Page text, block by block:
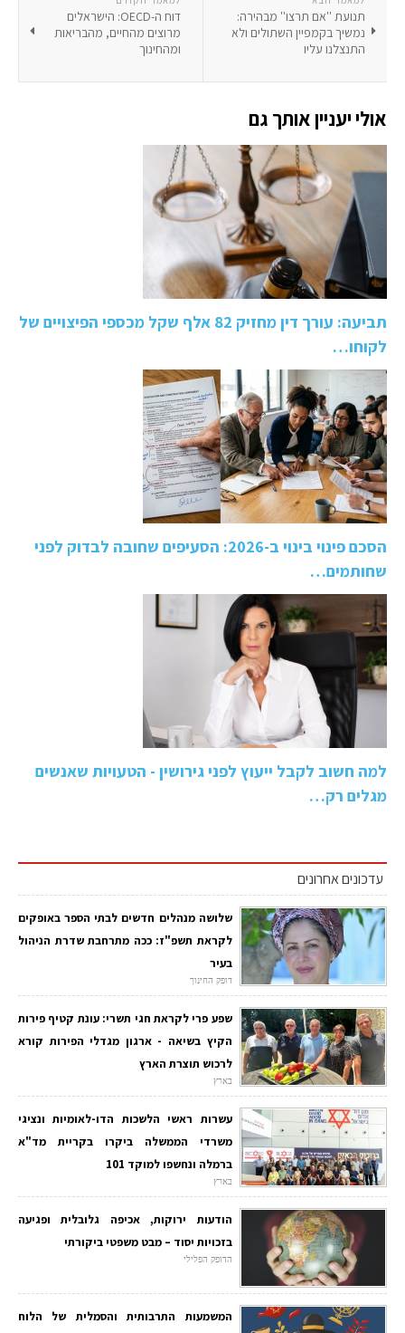
דוח ה-OECD: הישראלים
מרוצים מהחיים, מהבריאות
ומהחינוך
תנועת ''אם תרצו'' מבהירה:
נמשיך בקמפיין השתולים ולא
התנצלנו עליו
אולי יעניין אותך גם
תביעה: עורך דין מחזיק 82 אלף שקל מכספי הפיצויים של
לקוחו…
הסכם פינוי בינוי ב-2026: הסעיפים שחובה לבדוק לפני
שחותמים…
למה חשוב לקבל ייעוץ לפני גירושין - הטעויות שאנשים
מגלים רק…
עדכונים אחרונים
שלושה מנהלים חדשים לבתי הספר באופקים
לקראת תשפ"ז: ככה מתרחבת שדרת הניהול
בעיר
דופק החינוך
שפע פרי לקראת חגי תשרי: עונת קטיף פירות
הקיץ בשיאה - ארגון מגדלי הפירות קורא
לרכוש תוצרת הארץ
בארץ
עשרות ראשי הלשכות הדו-לאומיות ונציגי
משרדי הממשלה ביקרו בקריית מד"א
ברמלה ונחשפו למוקד 101
בארץ
הודעות ירוקות, אכיפה גלובלית ופגיעה
בזכויות יסוד – מבט משפטי ביקורתי
הדופק הפלילי
המשמעות התרבותית והסמלית של הלוח